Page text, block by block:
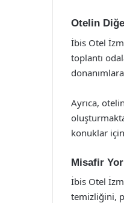
Otelin
İbis Otel
toplantı
Ayrıca,
konuklar
Misafir
İbis Otel
temizliğini,